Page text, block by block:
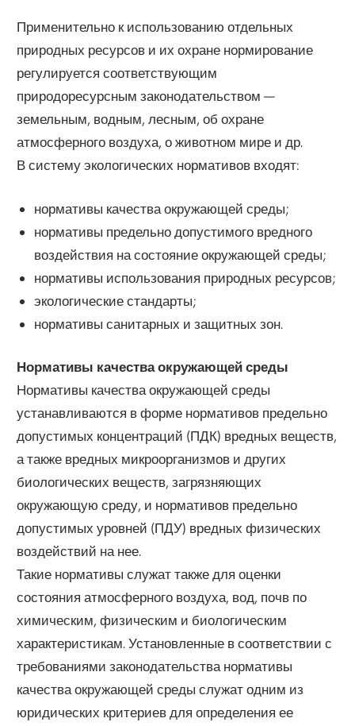
Применительно к использованию отдельных
природных ресурсов и их охране нормирование
регулируется соответствующим
природоресурсным законодательством —
земельным, водным, лесным, об охране
атмосферного воздуха, о животном мире и др.
В систему экологических нормативов входят:
нормативы качества окружающей среды;
нормативы предельно допустимого вредного
воздействия на состояние окружающей среды;
нормативы использования природных ресурсов;
экологические стандарты;
нормативы санитарных и защитных зон.
Нормативы качества окружающей среды
Нормативы качества окружающей среды
устанавливаются в форме нормативов предельно
допустимых концентраций (ПДК) вредных веществ,
а также вредных микроорганизмов и других
биологических веществ, загрязняющих
окружающую среду, и нормативов предельно
допустимых уровней (ПДУ) вредных физических
воздействий на нее.
Такие нормативы служат также для оценки
состояния атмосферного воздуха, вод, почв по
химическим, физическим и биологическим
характеристикам. Установленные в соответствии с
требованиями законодательства нормативы
качества окружающей среды служат одним из
юридических критериев для определения ее